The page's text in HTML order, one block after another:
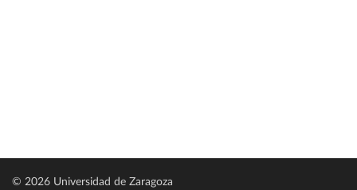
© 2026 Universidad de Zaragoza